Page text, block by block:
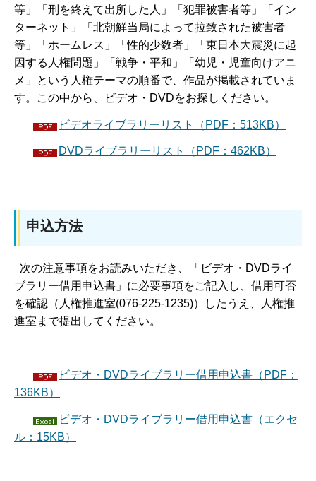
等」「刑を終えて出所した人」「犯罪被害者等」「イン
ターネット」「北朝鮮当局によって拉致された被害者
等」「ホームレス」「性的少数者」「東日本大震災に起
因する人権問題」「戦争・平和」「幼児・児童向けアニ
メ」という人権テーマの順番で、作品が掲載されていま
す。この中から、ビデオ・DVDをお探しください。
ビデオライブラリーリスト（PDF：513KB）
DVDライブラリーリスト（PDF：462KB）
申込方法
次の注意事項をお読みいただき、「ビデオ・DVDライ
ブラリー借用申込書」に必要事項をご記入し、借用可否
を確認（人権推進室(076-225-1235)）したうえ、人権推
進室まで提出してください。
ビデオ・DVDライブラリー借用申込書（PDF：
136KB）
ビデオ・DVDライブラリー借用申込書（エクセ
ル：15KB）